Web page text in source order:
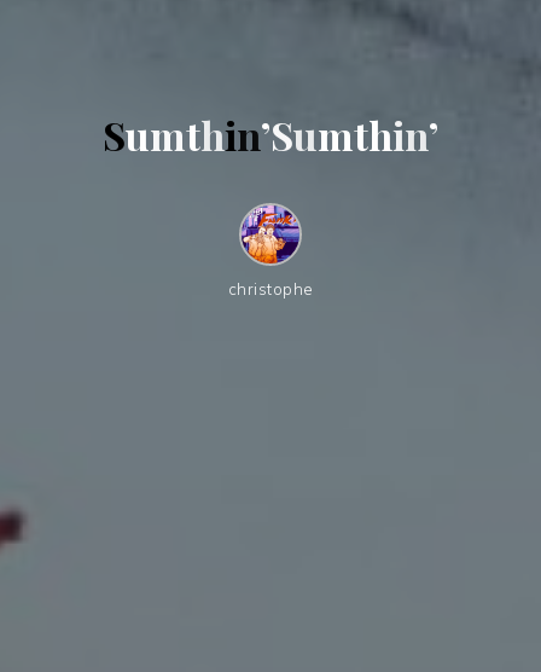
Sumthin’Sumthin’
christophe